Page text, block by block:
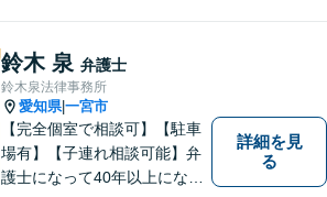
を丁寧にヒアリングし、寄り
添うことを大切にしておりま
す。お気軽にご相談ください
【分割払い可】【完全個室】
鈴木 泉 弁護士
鈴木泉法律事務所
愛知県|一宮市
【完全個室で相談可】【駐車
場有】【子連れ相談可能】弁
護士になって40年以上になり
詳細を見
る